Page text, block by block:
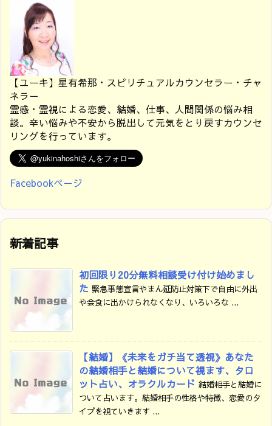
【ユーキ】星有希那・スピリチュアルカウンセラー・チャ
ネラー
霊感・霊視による恋愛、結婚、仕事、人間関係の悩み相
談。辛い悩みや不安から脱出して元気をとり戻すカウンセ
リングを行っています。
Facebookページ
新着記事
初回限り20分無料相談受け付け始めまし
た 緊急事態宣言やまん延防止対策下で自由に外出
や会食に出かけられなくなり、いろいろな ...
【結婚】《未来をガチ当て透視》あなた
の結婚相手と結婚について視ます、タロ
ット占い、オラクルカード 結婚相手と結婚に
ついて占います。結婚相手の性格や特徴、恋愛のタ
イプを視ていきます ...